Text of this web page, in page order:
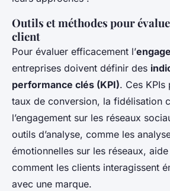
Outils et méthodes pour
client
Pour évaluer efficacement l’
entreprises doivent définir des
performance clés (KPI). Ces KPIs
taux de conversion, la fidélisation
l’engagement sur les réseaux
outils d’analyse, comme les
émotionnelles sur les réseaux,
comment les clients interagissent
avec une marque.